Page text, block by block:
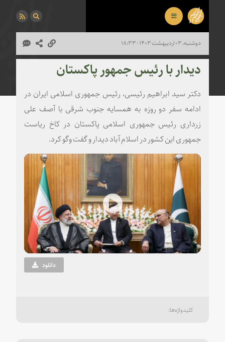
دوشنبه، ۰۳ اردیبهشت ۱۴۰۳ - ۱۸:۳۳
دیدار با رئیس جمهور پاکستان
دکتر سید ابراهیم رئیسی، رئیس جمهوری اسلامی ایران در
ادامه سفر دو روزه به همسایه جنوب شرقی با آصف علی
زرداری رئیس جمهوری اسلامی پاکستان در کاخ ریاست
جمهوری این کشور در اسلام آباد دیدار و گفت وگو کرد.
Play
Video دانلود